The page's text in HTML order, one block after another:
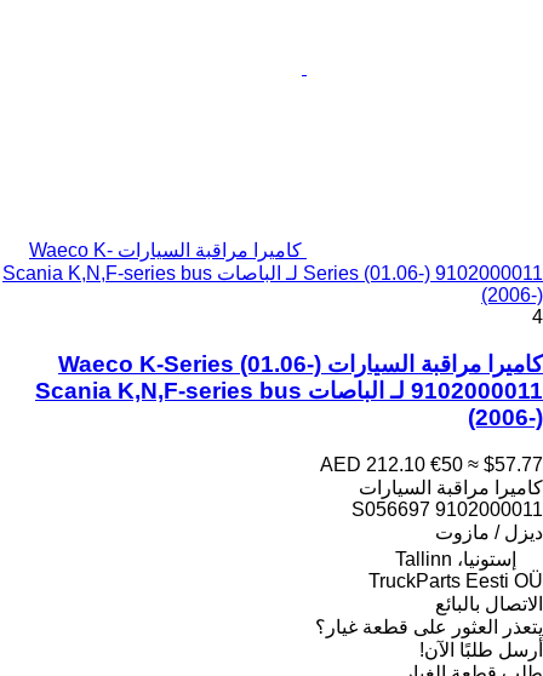
كاميرا مراقبة السيارات Waeco K-
Series (01.06-) 9102000011 لـ الباصات Scania K,N,F-series bus
(2006-)
4
كاميرا مراقبة السيارات Waeco K-Series (01.06-)
9102000011 لـ الباصات Scania K,N,F-series bus
(2006-)
AED 212.10 €50 ≈ $57.77
كاميرا مراقبة السيارات
9102000011 S056697
ديزل / مازوت
إستونيا، Tallinn
TruckParts Eesti OÜ
الاتصال بالبائع
يتعذر العثور على قطعة غيار؟
أرسل طلبًا الآن!